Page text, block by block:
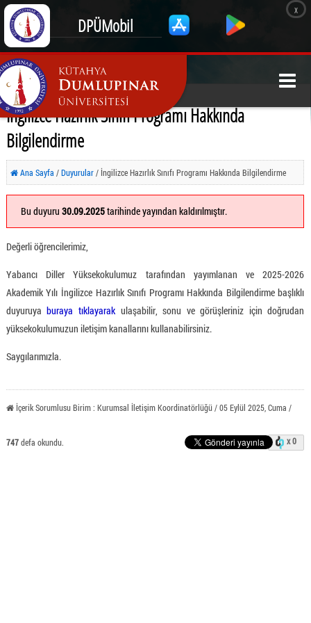
DPÜMobil
x
İngilizce Hazırlık Sınıfı Programı Hakkında
Bilgilendirme
Ana Sayfa /Duyurular/ İngilizce Hazırlık Sınıfı Programı Hakkında Bilgilendirme
Bu duyuru 30.09.2025tarihinde yayından kaldırılmıştır.
Değerli öğrencilerimiz,
Yabancı Diller Yüksekokulumuz tarafından yayımlanan ve 2025-2026
Akademik Yılı İngilizce Hazırlık Sınıfı Programı Hakkında Bilgilendirme başlıklı
duyuruyaburaya tıklayarak ulaşabilir, sonu ve görüşleriniz için doğrudan
yüksekokulumuzun iletişim kanallarını kullanabilirsiniz.
Saygılarımızla.
İçerik Sorumlusu Birim : Kurumsal İletişim Koordinatörlüğü / 05 Eylül 2025, Cuma /
747defa okundu. x 0